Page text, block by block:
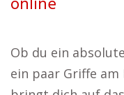
Ob du ein
ein paar Griffe am